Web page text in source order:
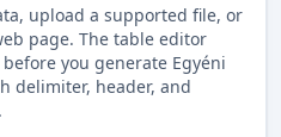
upload a supported file, or
page. The table editor
you generate Egyéni
delimiter, header, and